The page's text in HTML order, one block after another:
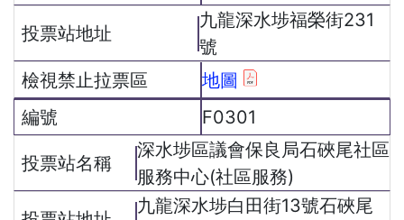
九龍深水埗福榮街231
號
地圖
F0301
深水埗區議會保良局石硤尾社區
服務中心(社區服務)
九龍深水埗白田街13號石硤尾